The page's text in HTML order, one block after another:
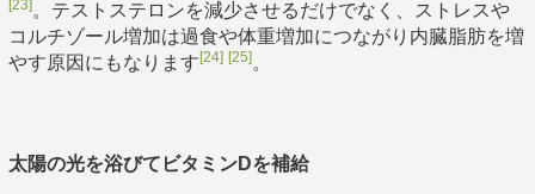
[23]。テストステロンを減少させるだけでなく、ストレスや
コルチゾール増加は過食や体重増加につながり内臓脂肪を増
やす原因にもなります[24] [25]。
太陽の光を浴びてビタミンDを補給